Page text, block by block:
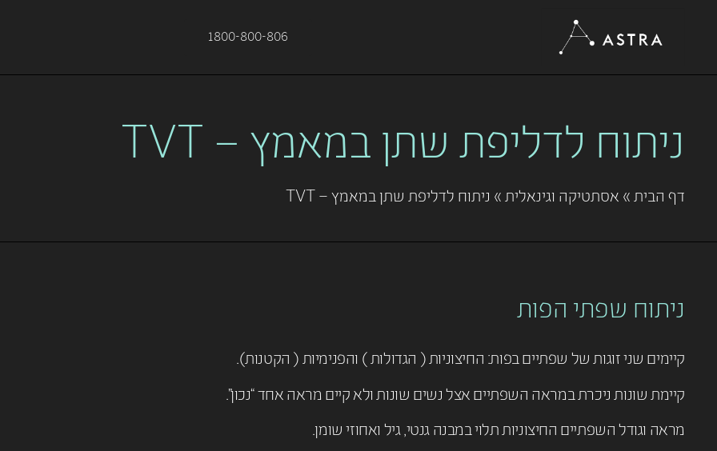
1800-800-806
ניתוח לדליפת שתן במאמץ – TVT
דף הבית » אסתטיקה וגינאלית » ניתוח לדליפת שתן במאמץ – TVT
ניתוח שפתי הפות
קיימים שני זוגות של שפתיים בפות: החיצוניות ( הגדולות ) והפנימיות ( הקטנות).
קיימת שונות ניכרת במראה השפתיים אצל נשים שונות ולא קיים מראה אחד “נכון”.
מראה וגודל השפתיים החיצוניות תלוי במבנה גנטי, גיל ואחוזי שומן.